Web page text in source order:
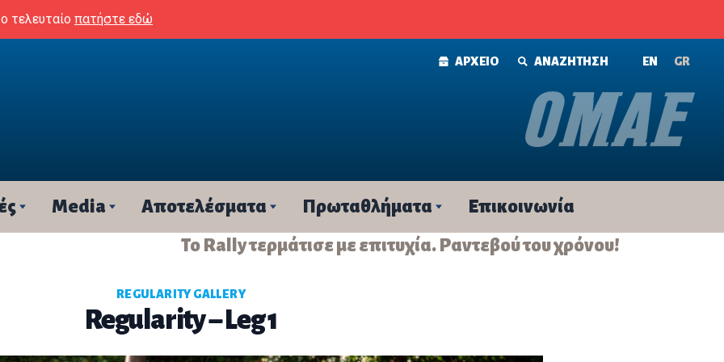
τελευταίο πατήστε εδώ
ΑΡΧΕΙΟ ΑΝΑΖΗΤΗΣΗ ΕΝ GR
Media Αποτελέσματα Πρωταθλήματα
Επικοινωνία
Το Rally τερμάτισε με επιτυχία. Ραντεβού του χρόνου!
REGULARITY GALLERY
Regularity – Leg 1